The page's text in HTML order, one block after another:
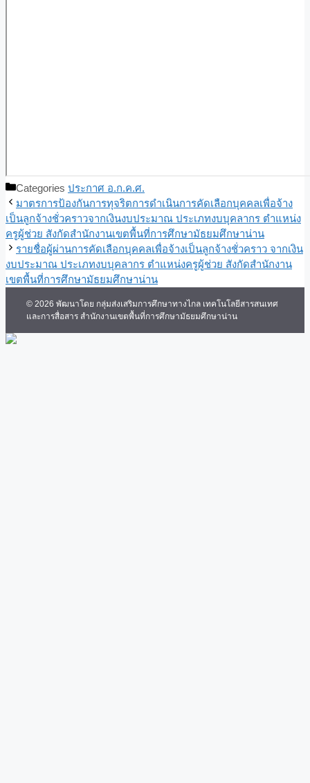
Categories ประกาศ อ.ก.ค.ศ.
มาตรการป้องกันการทุจริตการดำเนินการคัดเลือกบุคคลเพื่อจ้าง
เป็นลูกจ้างชั่วคราวจากเงินงบประมาณ ประเภทงบบุคลากร ตำแหน่ง
ครูผู้ช่วย สังกัดสำนักงานเขตพื้นที่การศึกษามัธยมศึกษาน่าน
รายชื่อผู้ผ่านการคัดเลือกบุคคลเพื่อจ้างเป็นลูกจ้างชั่วคราว จากเงิน
งบประมาณ ประเภทงบบุคลากร ตำแหน่งครูผู้ช่วย สังกัดสำนักงาน
เขตพื้นที่การศึกษามัธยมศึกษาน่าน
© 2026 พัฒนาโดย กลุ่มส่งเสริมการศึกษาทางไกล เทคโนโลยีสารสนเทศ
และการสื่อสาร สำนักงานเขตพื้นที่การศึกษามัธยมศึกษาน่าน